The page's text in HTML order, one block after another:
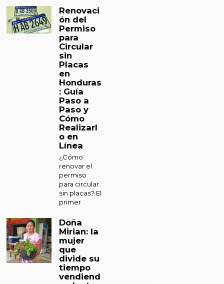
Renovaci
ón del
Permiso
para
Circular
sin
Placas
en
Honduras
: Guía
Paso a
Paso y
Cómo
Realizarl
o en
Línea
¿Cómo
renovar el
permiso
para circular
sin placas? El
primer
Doña
Mirian: la
mujer
que
divide su
tiempo
vendiend